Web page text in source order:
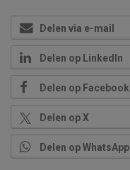
Delen via e-mail
Delen op LinkedIn
Delen op Facebook
Delen op X
Delen op WhatsApp